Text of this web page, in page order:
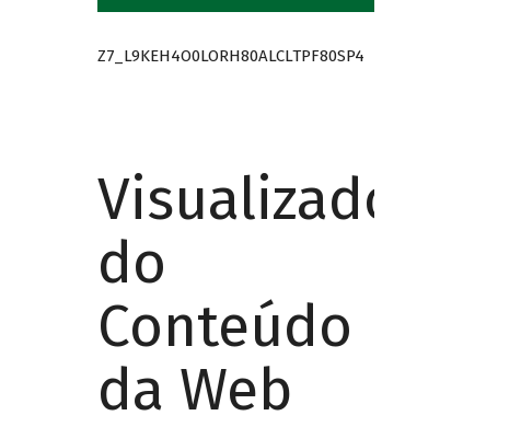
Z7_L9KEH4O0LORH80ALCLTPF80SP4
Visualizador
do
Conteúdo
da Web